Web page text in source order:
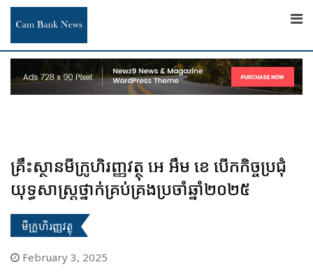
Skip
content
គ្រឹះស្ថានមីក្រូហិរញ្ញវត្ថុ អេ អឹម ខេ បើកកិច្ចប្រជុំ
យុទ្ធសាស្ត្រថ្នាក់គ្រប់គ្រងប្រចាំឆ្នាំ២០២៥
មីក្រូហិរញ្ញវត្ថុ
February 3, 2025